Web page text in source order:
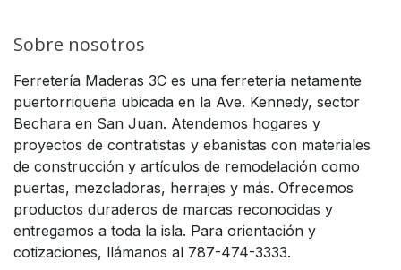
Sobre nosotros
Ferretería Maderas 3C es una ferretería netamente
puertorriqueña ubicada en la Ave. Kennedy, sector
Bechara en San Juan. Atendemos hogares y
proyectos de contratistas y ebanistas con materiales
de construcción y artículos de remodelación como
puertas, mezcladoras, herrajes y más. Ofrecemos
productos duraderos de marcas reconocidas y
entregamos a toda la isla. Para orientación y
cotizaciones, llámanos al 787-474-3333.